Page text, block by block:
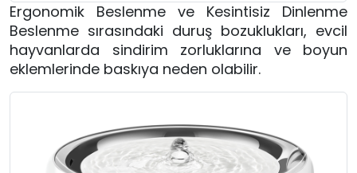
Ergonomik Beslenme ve Kesintisiz Dinlenme
Beslenme sırasındaki duruş bozuklukları, evcil
hayvanlarda sindirim zorluklarına ve boyun
eklemlerinde baskıya neden olabilir.